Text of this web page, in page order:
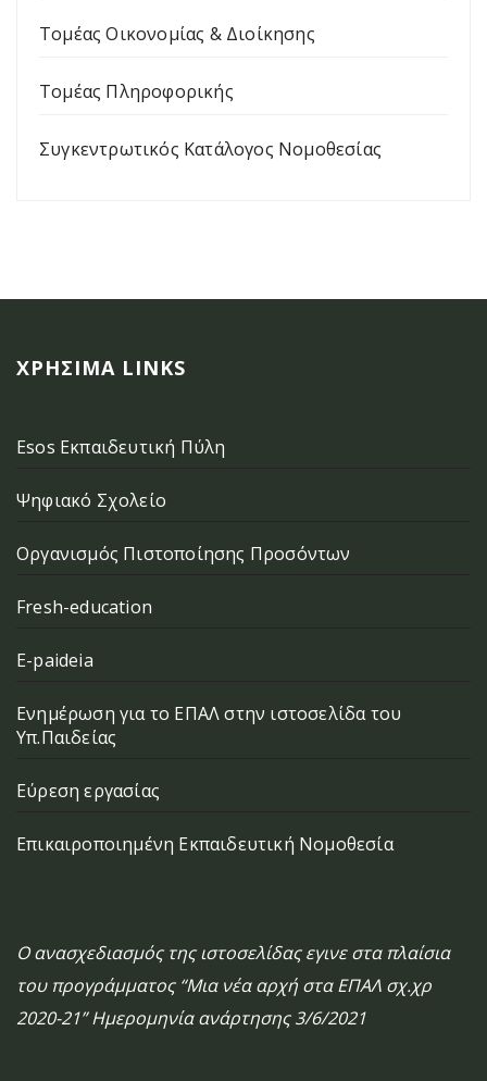
Τομέας Οικονομίας & Διοίκησης
Τομέας Πληροφορικής
Συγκεντρωτικός Κατάλογος Νομοθεσίας
ΧΡΉΣΙΜΑ LINKS
Esos Εκπαιδευτική Πύλη
Ψηφιακό Σχολείο
Οργανισμός Πιστοποίησης Προσόντων
Fresh-education
E-paideia
Ενημέρωση για το ΕΠΑΛ στην ιστοσελίδα του
Υπ.Παιδείας
Εύρεση εργασίας
Επικαιροποιημένη Εκπαιδευτική Νομοθεσία
Ο ανασχεδιασμός της ιστοσελίδας εγινε στα πλαίσια
του προγράμματος “Μια νέα αρχή στα ΕΠΑΛ σχ.χρ
2020-21” Ημερομηνία ανάρτησης 3/6/2021